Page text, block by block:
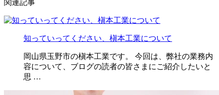
関連記事
知っていってください、槇本工業について
岡山県玉野市の槇本工業です。 今回は、弊社の業務内
容について、ブログの読者の皆さまにご紹介したいと
思 …